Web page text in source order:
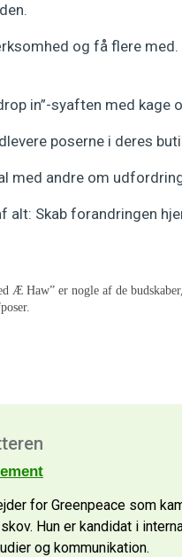
og få flere med.
in”-syaften med kage
poserne i deres
med andre om
Skab forandringen
Æ Haw” er nogle af de
for Greenpeace som
Hun er kandidat i
og kommunikation.